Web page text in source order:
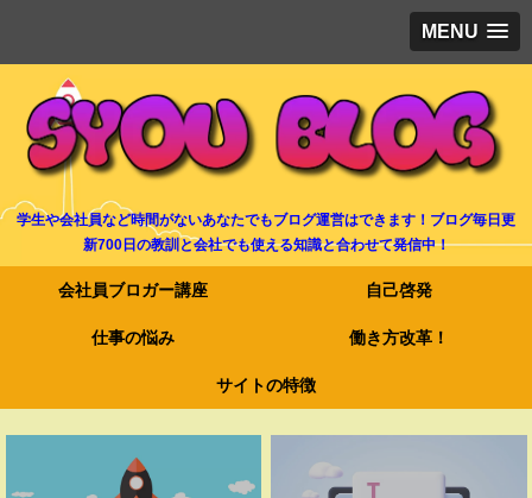
MENU
学生や会社員など時間がないあなたでもブログ運営はできます！ブログ毎日更
新700日の教訓と会社でも使える知識と合わせて発信中！
会社員ブロガー講座 自己啓発
仕事の悩み 働き方改革！
サイトの特徴